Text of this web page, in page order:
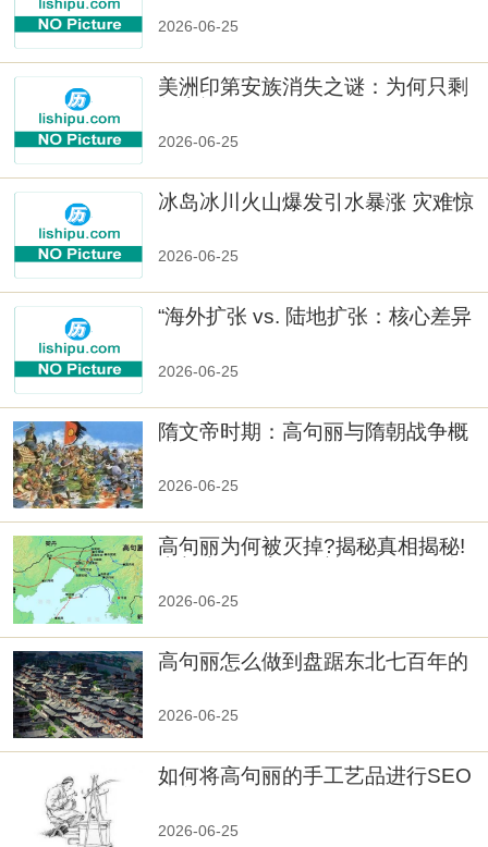
2026-06-25
美洲印第安族消失之谜：为何只剩
2026-06-25
冰岛冰川火山爆发引水暴涨 灾难惊
2026-06-25
“海外扩张 vs. 陆地扩张：核心差异
2026-06-25
隋文帝时期：高句丽与隋朝战争概
2026-06-25
高句丽为何被灭掉?揭秘真相揭秘!
2026-06-25
高句丽怎么做到盘踞东北七百年的
2026-06-25
如何将高句丽的手工艺品进行SEO
2026-06-25